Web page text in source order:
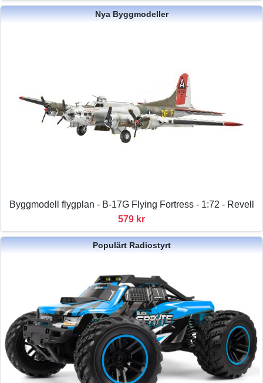
Nya Byggmodeller
Byggmodell flygplan - B-17G Flying Fortress - 1:72 - Revell
579 kr
Populärt Radiostyrt